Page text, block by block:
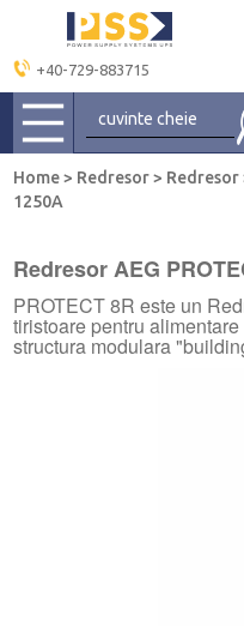
+40-729-883715
Home> Redresor> Redresor
1250A
Redresor AEG
PROTECT 8R este un
tiristoare pentru
structura modulara